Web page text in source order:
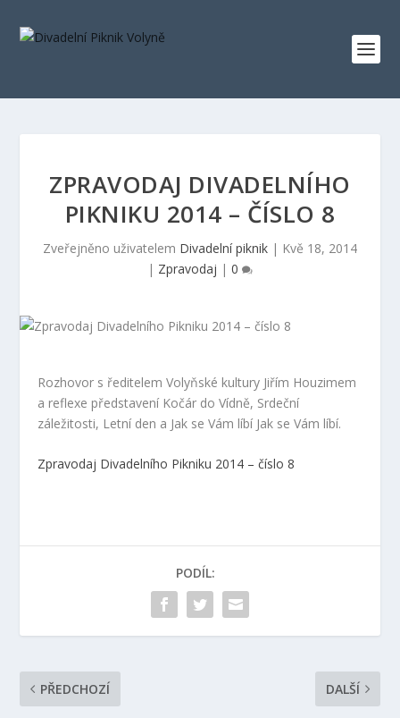
ZPRAVODAJ DIVADELNÍHO
PIKNIKU 2014 – ČÍSLO 8
Zveřejněno uživatelem Divadelní piknik | Kvě 18, 2014
| Zpravodaj | 0
Rozhovor s ředitelem Volyňské kultury Jiřím Houzimem
a reflexe představení Kočár do Vídně, Srdeční
záležitosti, Letní den a Jak se Vám líbí Jak se Vám líbí.
Zpravodaj Divadelního Pikniku 2014 – číslo 8
PODÍL:
PŘEDCHOZÍ DALŠÍ